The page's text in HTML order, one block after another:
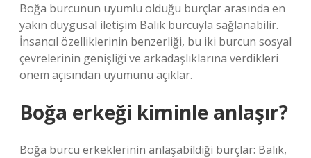
Boğa burcunun uyumlu olduğu burçlar arasında en
yakın duygusal iletişim Balık burcuyla sağlanabilir.
İnsancıl özelliklerinin benzerliği, bu iki burcun sosyal
çevrelerinin genişliği ve arkadaşlıklarına verdikleri
önem açısından uyumunu açıklar.
Boğa erkeği kiminle anlaşır?
Boğa burcu erkeklerinin anlaşabildiği burçlar: Balık,